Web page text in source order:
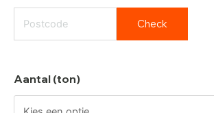
Check
Aantal (ton)